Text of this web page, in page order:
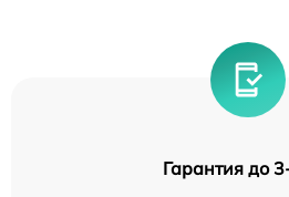
Гарантия до